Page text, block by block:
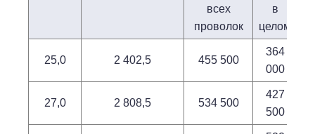
всех
проволок
в
целом
25,0 2 402,5 455 500
364
000
27,0 2 808,5 534 500
427
500